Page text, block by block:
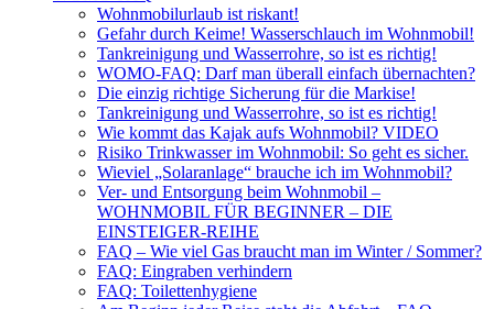
Wohnmobilurlaub ist riskant!
Gefahr durch Keime! Wasserschlauch im Wohnmobil!
Tankreinigung und Wasserrohre, so ist es richtig!
WOMO-FAQ: Darf man überall einfach übernachten?
Die einzig richtige Sicherung für die Markise!
Tankreinigung und Wasserrohre, so ist es richtig!
Wie kommt das Kajak aufs Wohnmobil? VIDEO
Risiko Trinkwasser im Wohnmobil: So geht es sicher.
Wieviel „Solaranlage“ brauche ich im Wohnmobil?
Ver- und Entsorgung beim Wohnmobil –
WOHNMOBIL FÜR BEGINNER – DIE
EINSTEIGER-REIHE
FAQ – Wie viel Gas braucht man im Winter / Sommer?
FAQ: Eingraben verhindern
FAQ: Toilettenhygiene